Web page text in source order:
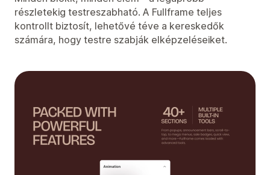
részletekig testreszabható. A Fullframe teljes
kontrollt biztosít, lehetővé téve a kereskedők
számára, hogy testre szabják elképzeléseiket.